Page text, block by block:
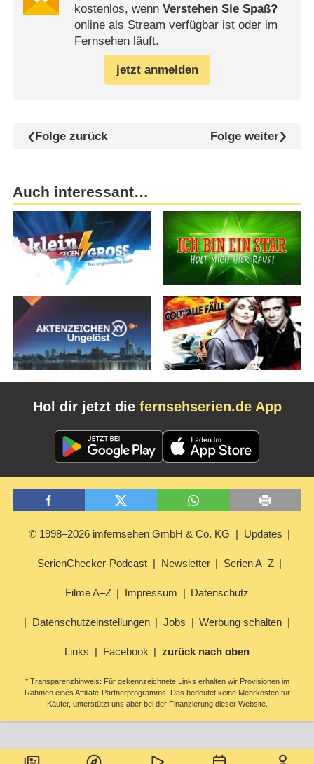
kostenlos, wenn Verstehen Sie Spaß?
online als Stream verfügbar ist oder im
Fernsehen läuft.
jetzt anmelden
Folge zurück Folge weiter
Auch interessant…
Hol dir jetzt die fernsehserien.de App
© 1998–2026 imfernsehen GmbH & Co. KG Updates
SerienChecker-Podcast Newsletter Serien A–Z
Filme A–Z Impressum Datenschutz
Datenschutzeinstellungen Jobs Werbung schalten
Links Facebook zurück nach oben
* Transparenzhinweis: Für gekennzeichnete Links erhalten wir Provisionen im
Rahmen eines Affiliate-Partnerprogramms. Das bedeutet keine Mehrkosten für
Käufer, unterstützt uns aber bei der Finanzierung dieser Website.